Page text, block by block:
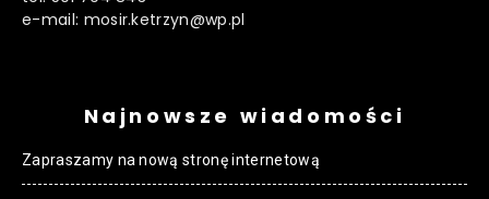
e-mail: mosir.ketrzyn@wp.pl
Najnowsze wiadomości
Zapraszamy na nową stronę internetową